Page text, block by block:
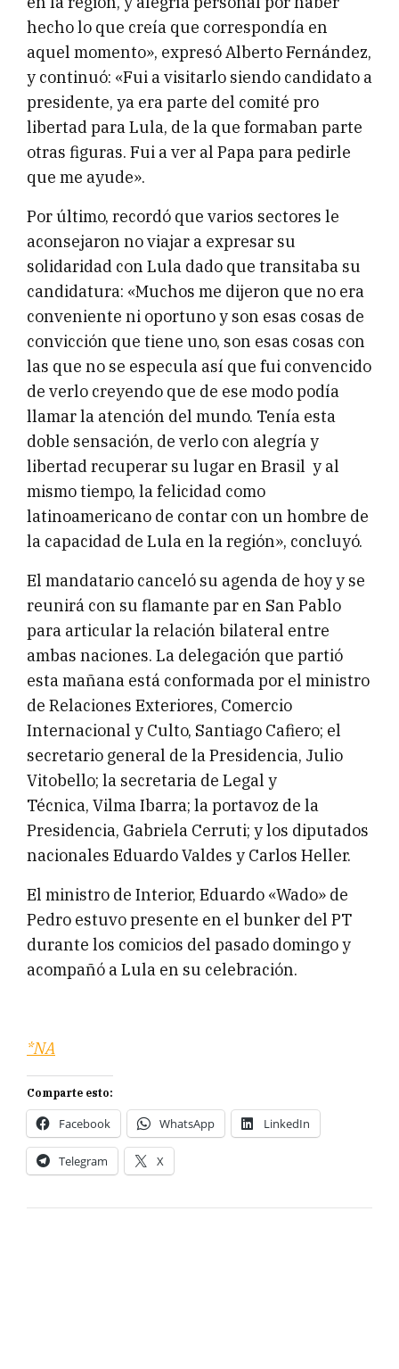
hecho lo que creía que correspondía en
aquel momento», expresó Alberto Fernández,
y continuó: «Fui a visitarlo siendo candidato a
presidente, ya era parte del comité pro
libertad para Lula, de la que formaban parte
otras figuras. Fui a ver al Papa para pedirle
que me ayude».
Por último, recordó que varios sectores le
aconsejaron no viajar a expresar su
solidaridad con Lula dado que transitaba su
candidatura: «Muchos me dijeron que no era
conveniente ni oportuno y son esas cosas de
convicción que tiene uno, son esas cosas con
las que no se especula así que fui convencido
de verlo creyendo que de ese modo podía
llamar la atención del mundo. Tenía esta
doble sensación, de verlo con alegría y
libertad recuperar su lugar en Brasil y al
mismo tiempo, la felicidad como
latinoamericano de contar con un hombre de
la capacidad de Lula en la región», concluyó.
El mandatario canceló su agenda de hoy y se
reunirá con su flamante par en San Pablo
para articular la relación bilateral entre
ambas naciones. La delegación que partió
esta mañana está conformada por el ministro
de Relaciones Exteriores, Comercio
Internacional y Culto, Santiago Cafiero; el
secretario general de la Presidencia, Julio
Vitobello; la secretaria de Legal y
Técnica, Vilma Ibarra; la portavoz de la
Presidencia, Gabriela Cerruti; y los diputados
nacionales Eduardo Valdes y Carlos Heller.
El ministro de Interior, Eduardo «Wado» de
Pedro estuvo presente en el bunker del PT
durante los comicios del pasado domingo y
acompañó a Lula en su celebración.
*NA
Comparte esto:
Facebook WhatsApp LinkedIn
Telegram X